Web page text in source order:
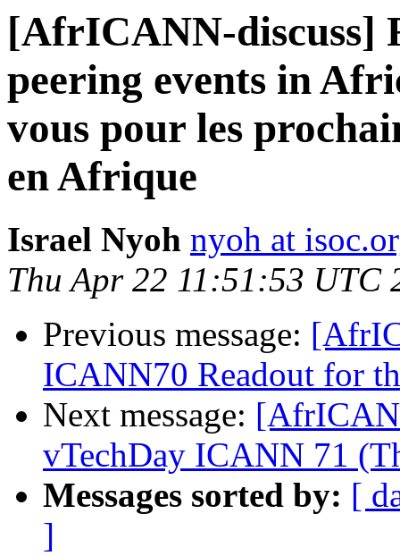
[AfrICANN-discuss]
peering events in
vous pour les
en Afrique
Israel Nyoh nyoh at
Thu Apr 22 11:51:53 UTC
Previous message:
ICANN70 Readout for
Next message:
vTechDay ICANN 71
Messages sorted by: [
]